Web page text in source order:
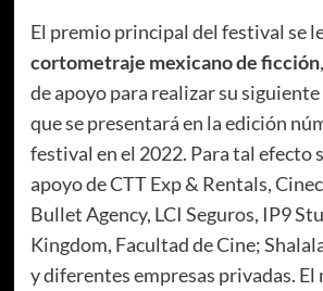
El premio principal del festival se
cortometraje mexicano de ficción
de apoyo para realizar su
que se presentará en la edición
festival en el 2022. Para tal efecto
apoyo de CTT Exp & Rentals,
Bullet Agency, LCI Seguros, IP9
Kingdom, Facultad de Cine;
y diferentes empresas privadas.